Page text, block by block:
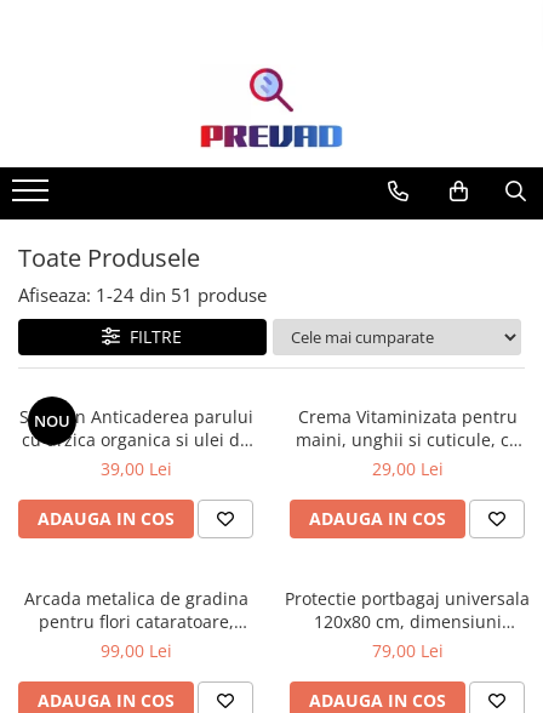
Toate Produsele
Afiseaza: 1-24 din 51 produse
FILTRE
NOU
Sampon Anticaderea parului
cu urzica organica si ulei de
ricin Cosmeplant, 1000 ml
39,00 Lei
ADAUGA IN COS
Crema Vitaminizata pentru
maini, unghii si cuticule, cu
extracte de fructe de padure
29,00 Lei
ADAUGA IN COS
Arcada metalica de gradina
pentru flori cataratoare,
240x140x38 cm
99,00 Lei
ADAUGA IN COS
Protectie portbagaj universala
120x80 cm, dimensiuni
ajustabile, negru
79,00 Lei
ADAUGA IN COS